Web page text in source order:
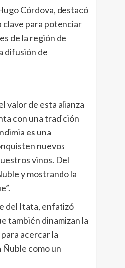
Córdova, destacó
clave para potenciar
de la región de
difusión de
valor de esta alianza
con una tradición
es una
nuevos
vinos. Del
y mostrando la
del Itata, enfatizó
también dinamizan la
acercar la
Ñuble como un